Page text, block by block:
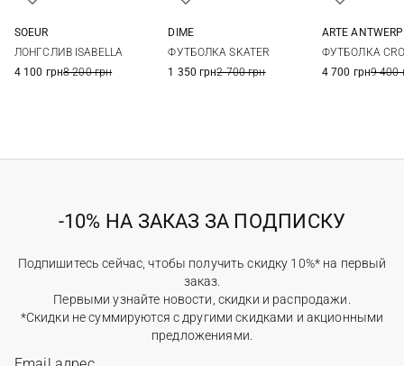
SOEUR
ЛОНГСЛИВ ISABELLA
4 100 грн8 200 грн
DIME
ФУТБОЛКА SKATER
1 350 грн2 700 грн
ARTE ANTWERP
ФУТБОЛКА
4 700 грн9 400
-10% НА ЗАКАЗ ЗА ПОДПИСКУ
Подпишитесь сейчас, чтобы получить скидку 10%* на первый
заказ.
Первыми узнайте новости, скидки и распродажи.
*Скидки не суммируются с другими скидками и акционными
предложениями.